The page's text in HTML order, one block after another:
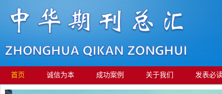
首页 诚信为本 成功案例 关于我们 发表必